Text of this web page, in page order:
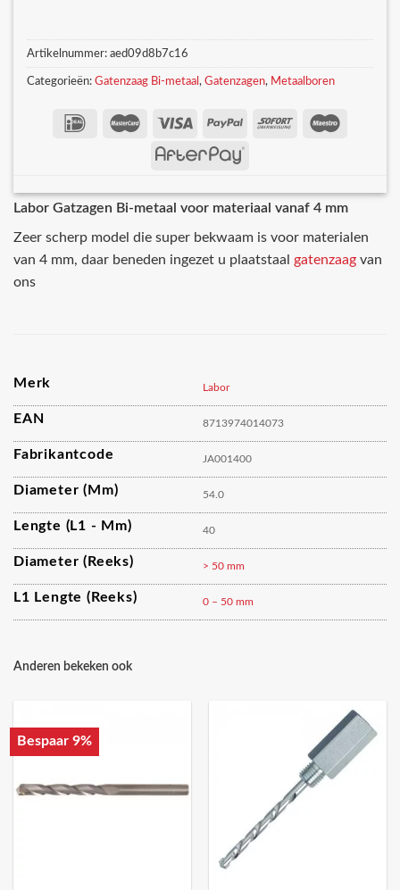
Artikelnummer: aed09d8b7c16
Categorieën: Gatenzaag Bi-metaal , Gatenzagen, Metaalboren
Labor Gatzagen Bi-metaal voor materiaal vanaf 4 mm
Zeer scherp model die super bekwaam is voor materialen
van 4 mm, daar beneden ingezet u plaatstaal gatenzaag van
ons
Merk Labor
EAN 8713974014073
Fabrikantcode JA001400
Diameter (mm) 54.0
Lengte (L1 - Mm) 40
Diameter (reeks) > 50 mm
L1 Lengte (reeks) 0 – 50 mm
Anderen bekeken ook
Bespaar 9%